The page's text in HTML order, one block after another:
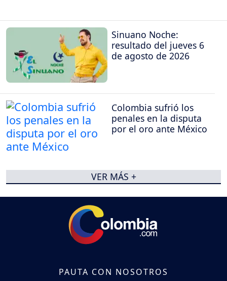
Sinuano Noche:
resultado del jueves 6
de agosto de 2026
Colombia sufrió los
penales en la disputa
por el oro ante México
VER MÁS +
PAUTA CON NOSOTROS